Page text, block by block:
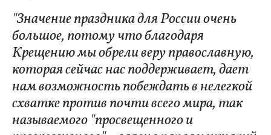
"Значение праздника для России очень
большое, потому что благодаря
Крещению мы обрели веру православную,
которая сейчас нас поддерживает, дает
нам возможность побеждать в нелегкой
схватке против почти всего мира, так
называемого "просвещенного и